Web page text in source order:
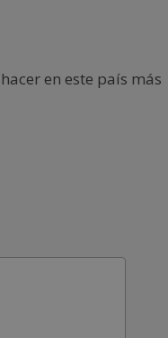
en este país más